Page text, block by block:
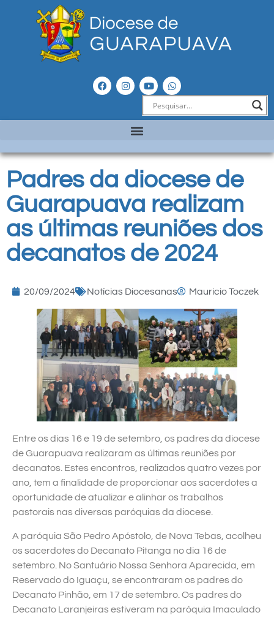
Padres da diocese de
Guarapuava realizam
as últimas reuniões dos
decanatos de 2024
20/09/2024 Notícias Diocesanas Mauricio Toczek
Entre os dias 16 e 19 de setembro, os padres da diocese
de Guarapuava realizaram as últimas reuniões por
decanatos. Estes encontros, realizados quatro vezes por
ano, tem a finalidade de proporcionar aos sacerdotes a
oportunidade de atualizar e alinhar os trabalhos
pastorais nas diversas paróquias da diocese.
A paróquia São Pedro Apóstolo, de Nova Tebas, acolheu
os sacerdotes do Decanato Pitanga no dia 16 de
setembro. No Santuário Nossa Senhora Aparecida, em
Reservado do Iguaçu, se encontraram os padres do
Decanato Pinhão, em 17 de setembro. Os padres do
Decanato Laranjeiras estiveram na paróquia Imaculado